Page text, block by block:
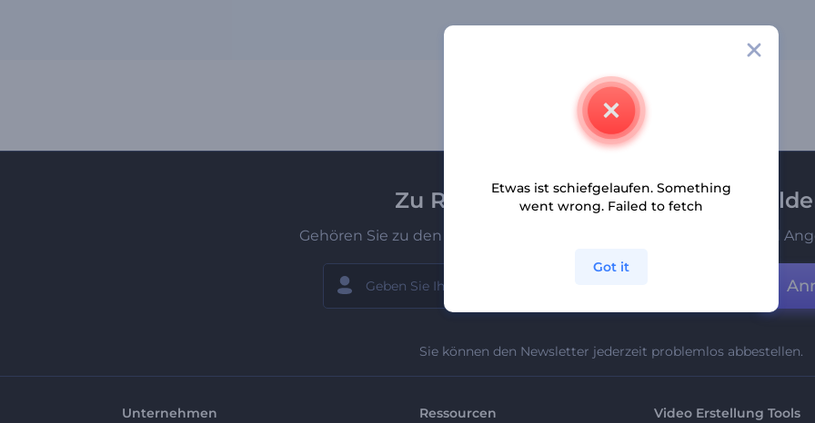
Zu Renderforest-Newsletter
Gehören Sie zu den Ersten, die unsere neuesten Nachrichten und
Sie können den Newsletter jederzeit problemlos abbestellen.
Unternehmen Ressourcen Video Erstellung Tools
Etwas ist schiefgelaufen. Something
went wrong. Failed to fetch
Got it